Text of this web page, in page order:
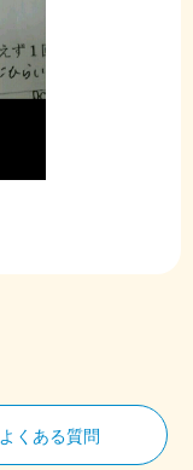
よくある質問